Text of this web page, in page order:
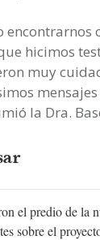
encontrarnos
hicimos
muy
mensajes
la Dra.
el predio de la
sobre el